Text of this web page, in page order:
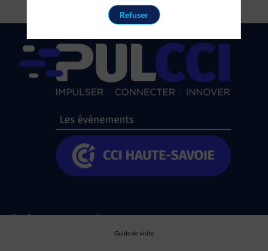
Suivez nous !
Guide de visite
Refuser